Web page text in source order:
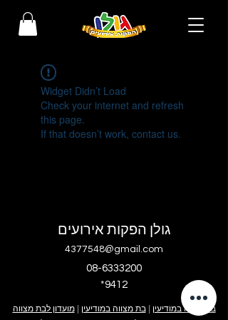
Widget Didn’t Load
Check your internet and refresh
this page.
If that doesn’t work, contact us.
גולן הפקות אירועים
4377548@gmail.com
08-6333200
בר מצווה במודיעין |בת מצווה במודיעין |מועדון לבת מצווה
*9412